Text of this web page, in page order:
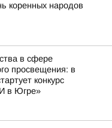
коренных народов
в сфере
просвещения: в
конкурс
в Югре»